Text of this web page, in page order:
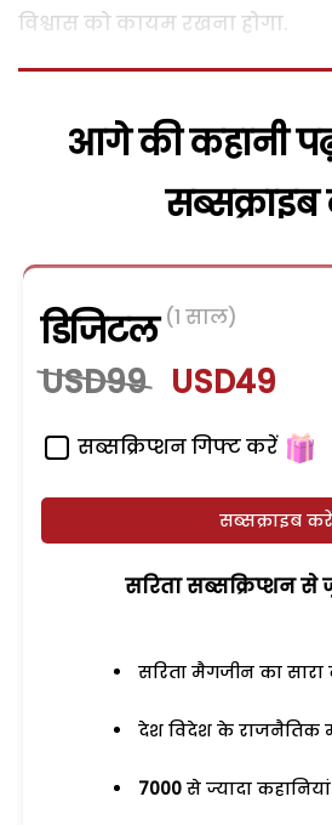
विश्वास को कायम रखना होगा.
आगे की कहानी
डिजिटल (1 साल)
USD99 USD49
सब्सक्रिप्शन गिफ्ट करें
सब्सक्राइब करें
सरिता सब्सक्रिप्शन से
सरिता मैगजीन का
देश विदेश के राजनैतिक
7000 से ज्यादा कहानियां